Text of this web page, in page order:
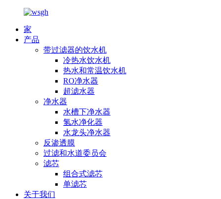
家
产品
带过滤器的饮水机
冷热水饮水机
热水和常温饮水机
RO净水器
超滤水器
净水器
水槽下净水器
氢水净化器
水龙头净水器
反渗透膜
过滤和水道委员会
滤芯
组合式滤芯
单滤芯
关于我们